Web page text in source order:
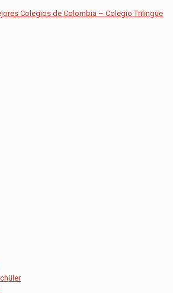
Colegios de Colombia – Colegio Trilingüe